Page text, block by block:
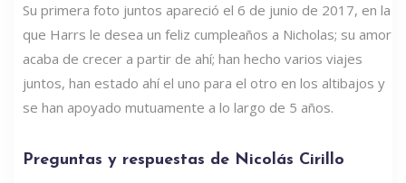
Su primera foto juntos apareció el 6 de junio de 2017, en la
que Harrs le desea un feliz cumpleaños a Nicholas; su amor
acaba de crecer a partir de ahí; han hecho varios viajes
juntos, han estado ahí el uno para el otro en los altibajos y
se han apoyado mutuamente a lo largo de 5 años.
Preguntas y respuestas de Nicolás Cirillo